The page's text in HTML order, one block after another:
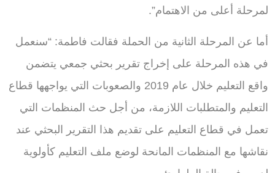
لمرحلة أعلى من الاهتمام”.
أما عن المرحلة الثانية من الحملة فقالت فاطمة: “سنعمل
في هذه المرحلة على إخراج تقرير بحثي جمعي يتضمن
واقع التعليم خلال عام 2019 والصعوبات التي يواجهها قطاع
التعليم والمتطلبات اللازمة، من أجل حث المنظمات التي
تعمل في قطاع التعليم على تقديم هذا التقرير البحثي عند
نقاشها مع المنظمات المانحة لوضع ملف التعليم كأولوية